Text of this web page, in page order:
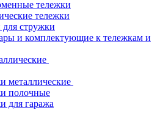
тележки
тележки
стружки
и комплектующие к тележкам и
металлические
полочные
для гаража